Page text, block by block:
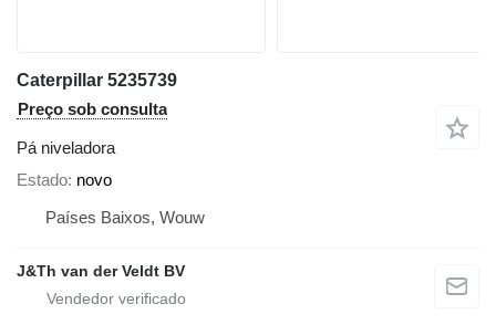
Caterpillar 5235739
Preço sob consulta
Pá niveladora
Estado novo
Países Baixos, Wouw
J&Th van der Veldt BV